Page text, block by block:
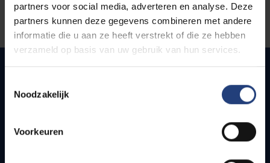
partners voor social media, adverteren en analyse. Deze
partners kunnen deze gegevens combineren met andere
informatie die u aan ze heeft verstrekt of die ze hebben
verzameld op basis van uw gebruik van hun services.
Noodzakelijk
Voorkeuren
Quick links